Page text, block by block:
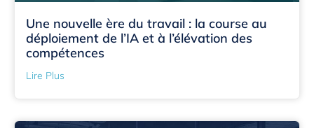
Une nouvelle ère du travail : la course au
déploiement de l’IA et à l’élévation des
compétences
Lire Plus